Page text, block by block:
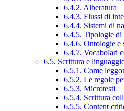
6.4.2. Alberatura
6.4.3. Flussi di
6.4.4. Sistemi di
6.4.5. Tipologie di
6.4.6. Ontologie e
6.4.7. Vocabolari
6.5. Scrittura e
6.5.1. Come
6.5.2. Le regole
6.5.3. Microtesti
6.5.4. Scrittura
6.5.5. Content